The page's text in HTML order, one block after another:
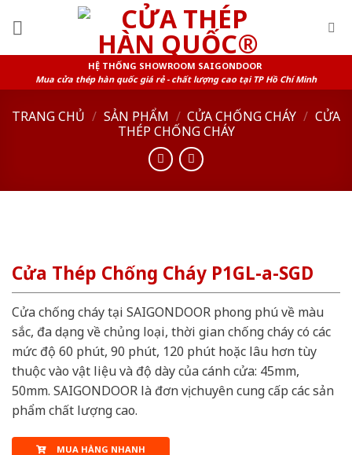
HỆ THỐNG SHOWROOM SAIGONDOOR
Mua cửa thép hàn quốc giá rẻ - chất lượng cao tại TP Hồ Chí Minh
TRANG CHỦ / SẢN PHẨM / CỬA CHỐNG CHÁY / CỬA
THÉP CHỐNG CHÁY
Cửa Thép Chống Cháy P1GL-a-SGD
Cửa chống cháy tại SAIGONDOOR phong phú về màu
sắc, đa dạng về chủng loại, thời gian chống cháy có các
mức độ 60 phút, 90 phút, 120 phút hoặc lâu hơn tùy
thuộc vào vật liệu và độ dày của cánh cửa: 45mm,
50mm. SAIGONDOOR là đơn vị chuyên cung cấp các sản
phẩm chất lượng cao.
MUA HÀNG NHANH